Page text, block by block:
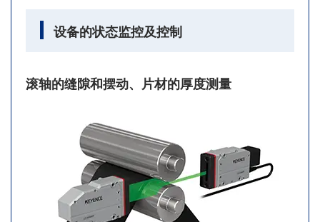
设备的状态监控及控制
滚轴的缝隙和摆动、片材的厚度测量